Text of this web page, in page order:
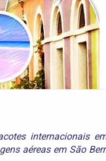
internacionais
aéreas em São